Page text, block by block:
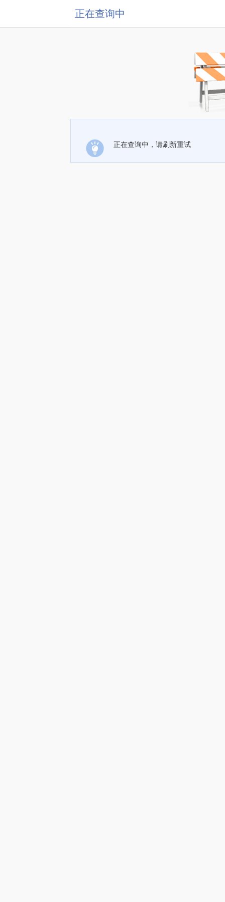
正在查询中
正在查询中，请刷新重试